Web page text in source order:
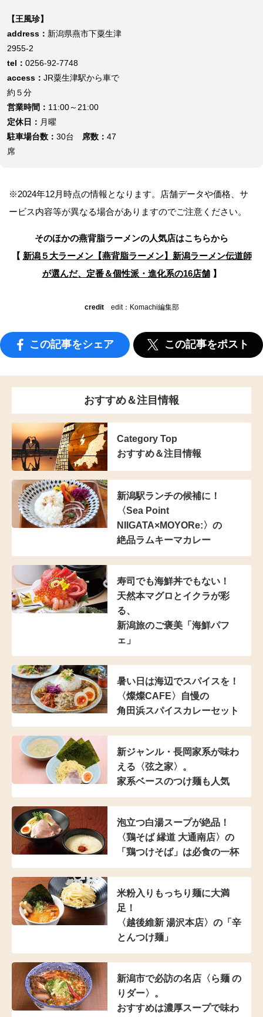
【王風珍】
address： 新潟県燕市下粟生津
2955-2
tel： 0256-92-7748
access： JR粟生津駅から車で
約５分
営業時間： 11:00～21:00
定休日： 月曜
駐車場台数： 30台 席数： 47
席
※2024年12月時点の情報となります。店舗データや価格、サ
ービス内容等が異なる場合がありますのでご注意ください。
そのほかの燕背脂ラーメンの人気店はこちらから
【 新潟５大ラーメン【燕背脂ラーメン】 新潟ラーメン伝道師
が選んだ、定番＆個性派・進化系の16店舗】
creditedit：Komachi編集部
この記事をシェア この記事をポスト
おすすめ＆注目情報
Category Top
おすすめ＆注目情報
新潟駅ランチの候補に！
〈Sea Point
NIIGATA×MOYORe:〉の
絶品ラムキーマカレー
寿司でも海鮮丼でもない！
天然本マグロとイクラが彩
る、
新潟旅のご褒美「海鮮パフ
ェ」
暑い日は海辺でスパイスを！
〈燦燦CAFE〉自慢の
角田浜スパイスカレーセット
新ジャンル・長岡家系が味わ
える〈弦之家〉。
家系ベースのつけ麺も人気
泡立つ白湯スープが絶品！
〈鶏そば 縁道 大通南店〉の
「鶏つけそば」は必食の一杯
米粉入り もっちり麺に大満
足！
〈越後維新 湯沢本店〉の 「辛
とんつけ麺」
新潟市で必訪の名店 〈ら麺 の
りダー〉。
おすすめは濃厚スープで味わ